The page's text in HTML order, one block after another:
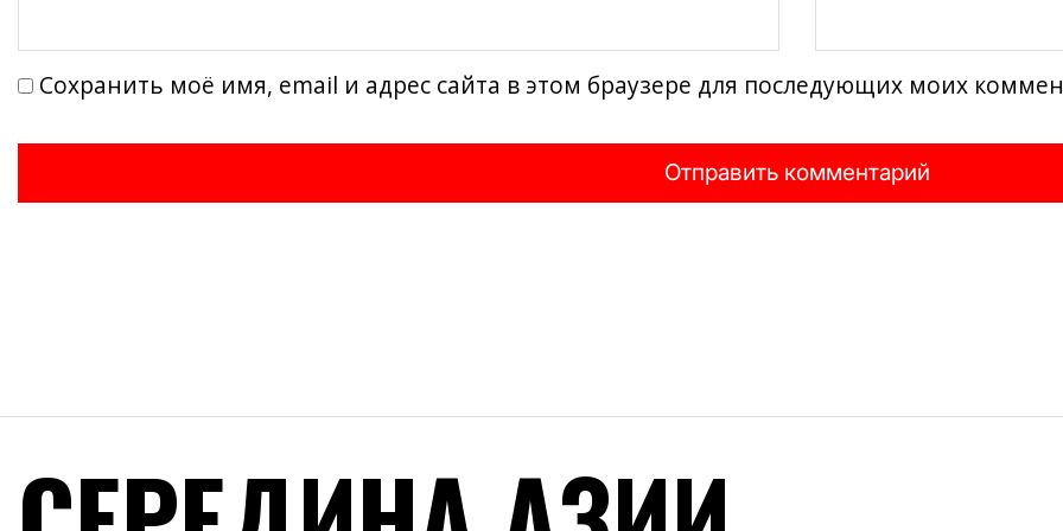
Сохранить моё имя, email и адрес сайта в этом браузере для последующих моих